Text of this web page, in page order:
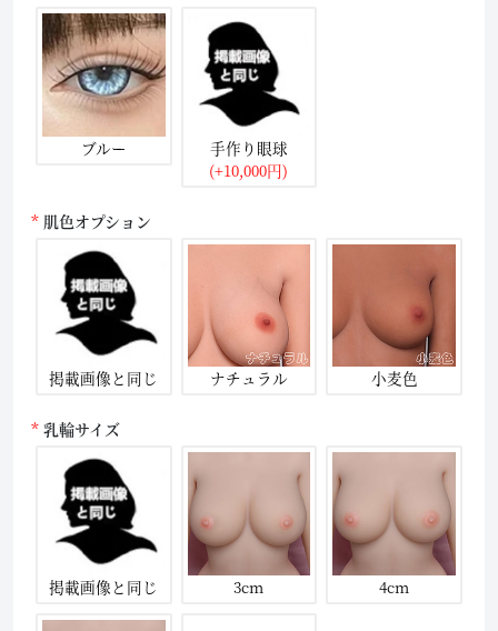
ブルー
手作り眼球
(+10,000円)
肌色オプション
掲載画像と同じ ナチュラル 小麦色
乳輪サイズ
掲載画像と同じ 3cm 4cm